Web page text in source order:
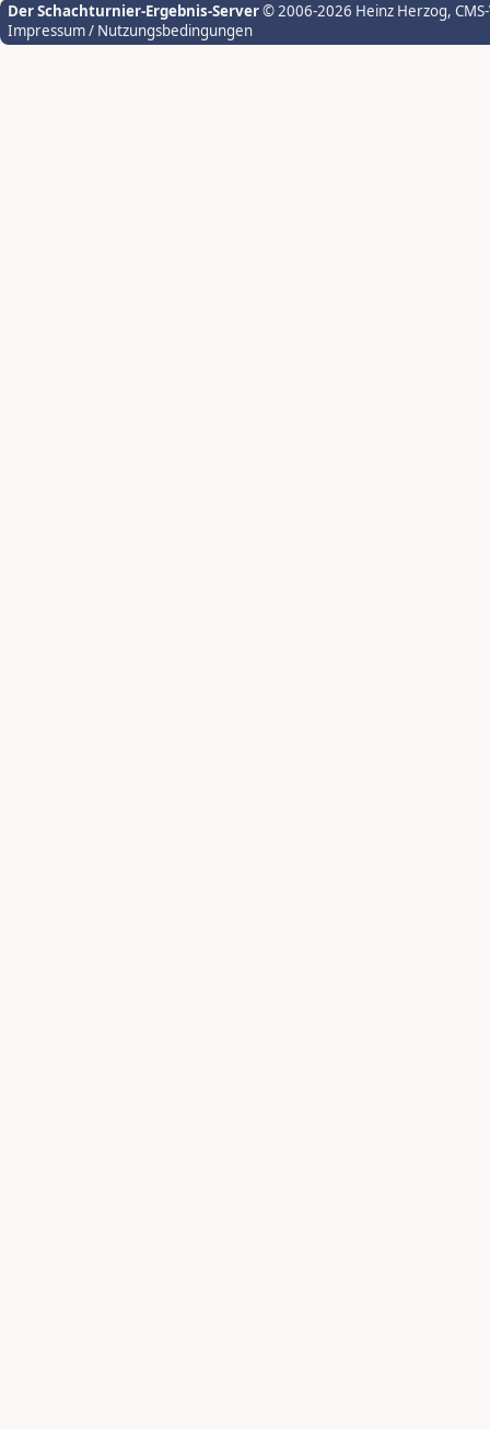
Der Schachturnier-Ergebnis-Server© 2006-2026 Heinz Herzog,
Impressum / Nutzungsbedingungen